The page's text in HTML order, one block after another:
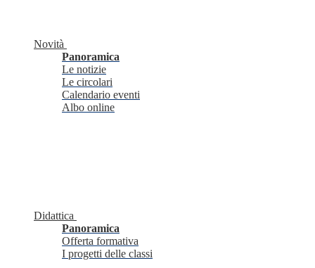
Novità
Panoramica
Le notizie
Le circolari
Calendario eventi
Albo online
Didattica
Panoramica
Offerta formativa
I progetti delle classi